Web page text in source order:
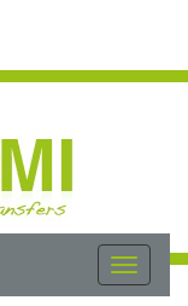
Toggle